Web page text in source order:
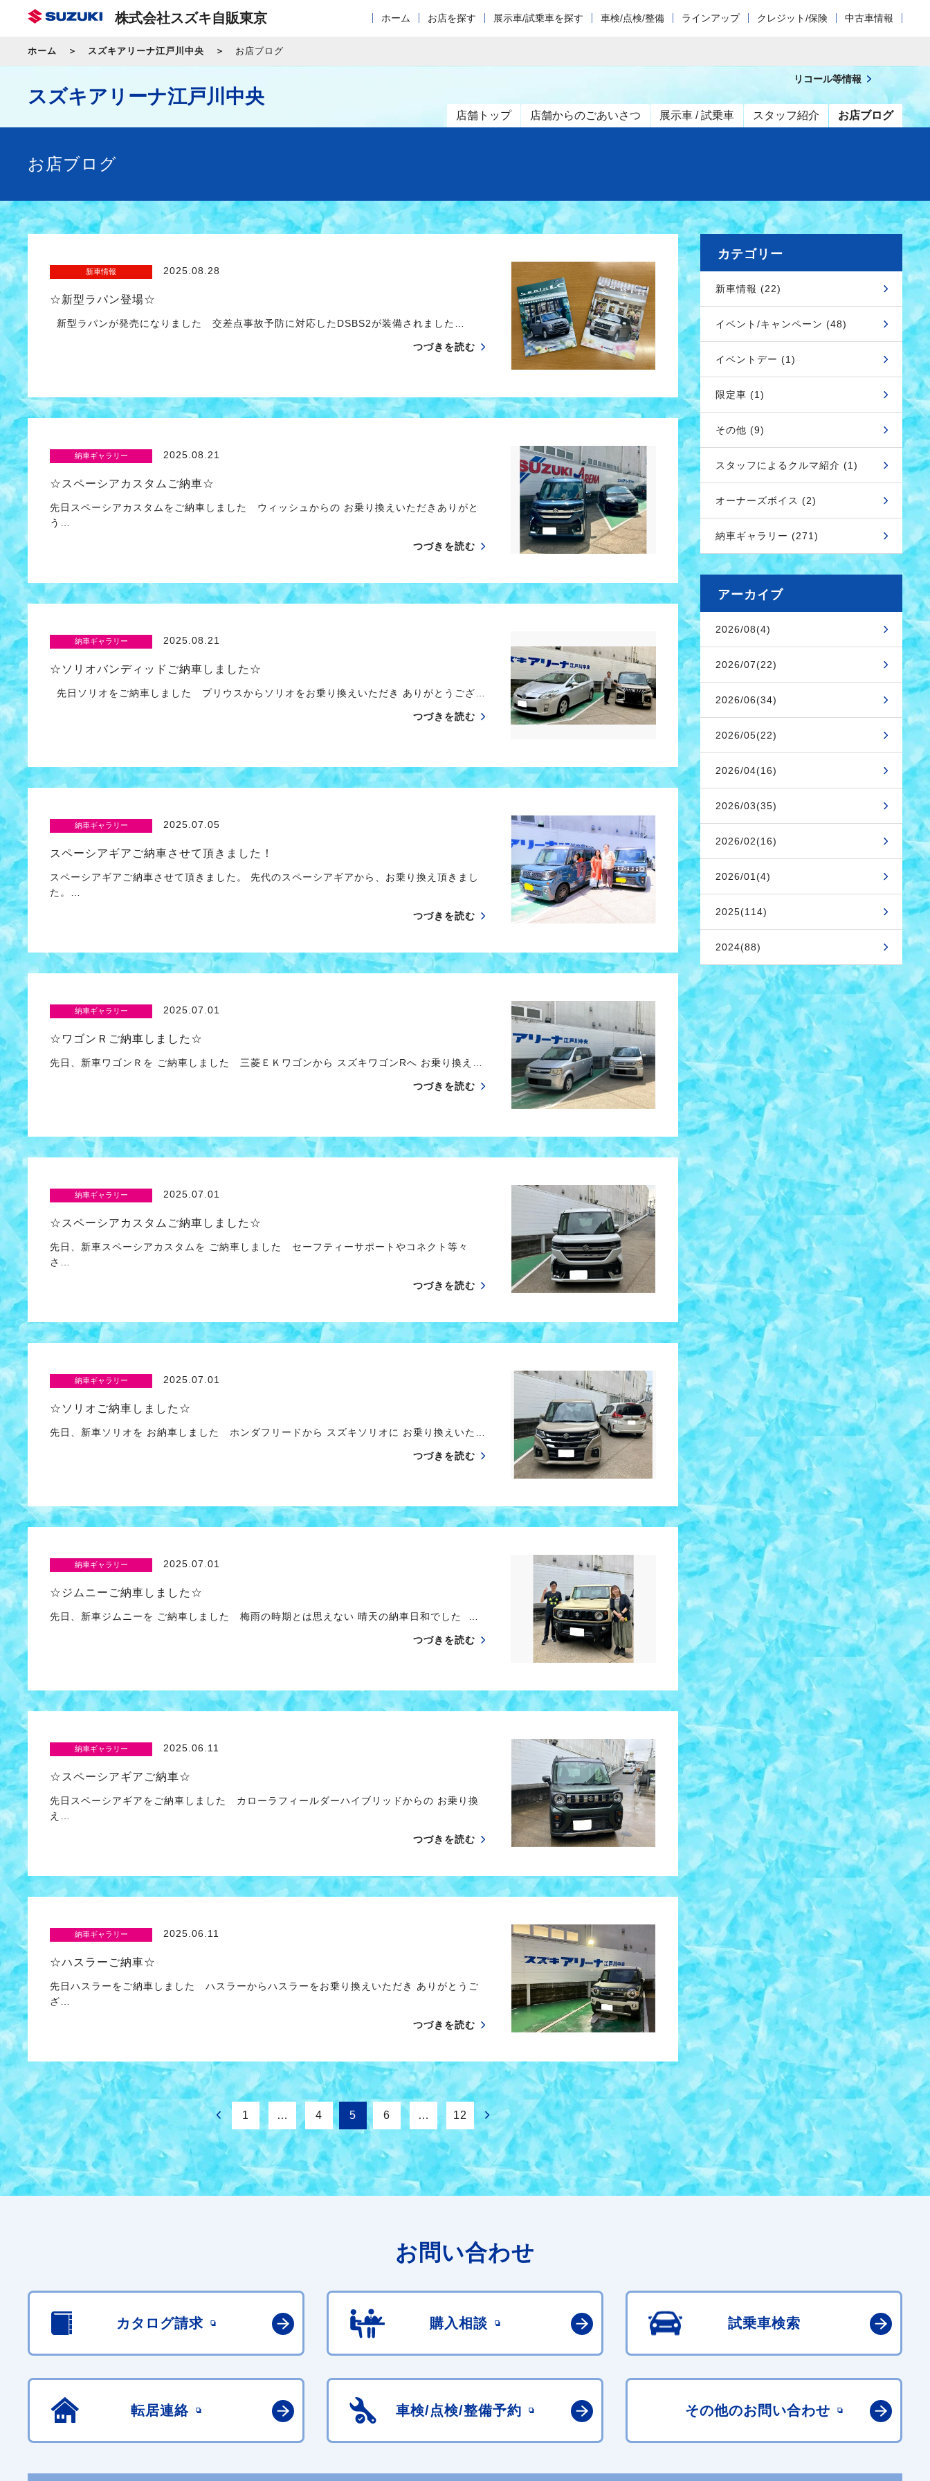
株式会社スズキ自販東京 ホーム お店を探す 展示車/試乗車を探す 車検/点検/整備 ラインアップ クレジット/保険 中古車情報
ホーム スズキアリーナ江戸川中央 お店ブログ
スズキアリーナ江戸川中央
店舗トップ 店舗からのごあいさつ 展示車 / 試乗車 スタッフ紹介 お店ブログ
リコール等情報
お店ブログ
新車情報 2025.08.28
☆新型ラパン登場☆
新型ラパンが発売になりました 交差点事故予防に対応したDSBS2が装備されました…
つづきを読む
納車ギャラリー 2025.08.21
☆スペーシアカスタムご納車☆
先日スペーシアカスタムをご納車しました ウィッシュからの お乗り換えいただきありがと
う…
つづきを読む
納車ギャラリー 2025.08.21
☆ソリオバンディッドご納車しました☆
先日ソリオをご納車しました プリウスからソリオをお乗り換えいただき ありがとうござ…
つづきを読む
納車ギャラリー 2025.07.05
スペーシアギアご納車させて頂きました！
スペーシアギアご納車させて頂きました。 先代のスペーシアギアから、お乗り換え頂きまし
た。…
つづきを読む
納車ギャラリー 2025.07.01
☆ワゴンＲご納車しました☆
先日、新車ワゴンＲを ご納車しました 三菱ＥＫワゴンから スズキワゴンRへ お乗り換え…
つづきを読む
納車ギャラリー 2025.07.01
☆スペーシアカスタムご納車しました☆
先日、新車スペーシアカスタムを ご納車しました セーフティーサポートやコネクト等々
さ…
つづきを読む
納車ギャラリー 2025.07.01
☆ソリオご納車しました☆
先日、新車ソリオを お納車しました ホンダフリードから スズキソリオに お乗り換えいた…
つづきを読む
納車ギャラリー 2025.07.01
☆ジムニーご納車しました☆
先日、新車ジムニーを ご納車しました 梅雨の時期とは思えない 晴天の納車日和でした …
つづきを読む
納車ギャラリー 2025.06.11
☆スペーシアギアご納車☆
先日スペーシアギアをご納車しました カローラフィールダーハイブリッドからの お乗り換
え…
つづきを読む
納車ギャラリー 2025.06.11
☆ハスラーご納車☆
先日ハスラーをご納車しました ハスラーからハスラーをお乗り換えいただき ありがとうご
ざ…
つづきを読む
1 … 4 5 6 … 12
カテゴリー
新車情報 (22)
イベント/キャンペーン (48)
イベントデー (1)
限定車 (1)
その他 (9)
スタッフによるクルマ紹介 (1)
オーナーズボイス (2)
納車ギャラリー (271)
アーカイブ
2026/08(4)
2026/07(22)
2026/06(34)
2026/05(22)
2026/04(16)
2026/03(35)
2026/02(16)
2026/01(4)
2025(114)
2024(88)
お問い合わせ
カタログ請求 購入相談 試乗車検索
転居連絡 車検/点検/整備予約 その他のお問い合わせ